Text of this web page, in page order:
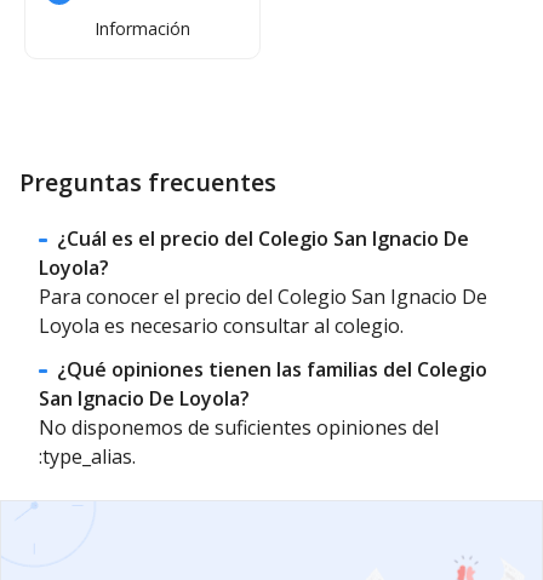
Información
Preguntas frecuentes
¿Cuál es el precio del Colegio San Ignacio De
Loyola?
Para conocer el precio del Colegio San Ignacio De
Loyola es necesario consultar al colegio.
¿Qué opiniones tienen las familias del Colegio
San Ignacio De Loyola?
No disponemos de suficientes opiniones del
:type_alias.